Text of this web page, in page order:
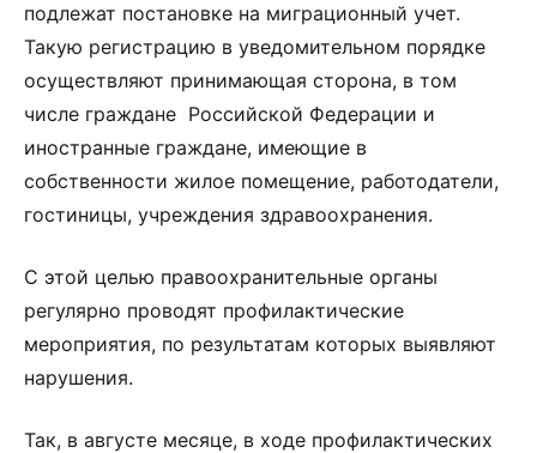
подлежат постановке на миграционный учет.
Такую регистрацию в уведомительном порядке
осуществляют принимающая сторона, в том
числе граждане Российской Федерации и
иностранные граждане, имеющие в
собственности жилое помещение, работодатели,
гостиницы, учреждения здравоохранения.
С этой целью правоохранительные органы
регулярно проводят профилактические
мероприятия, по результатам которых выявляют
нарушения.
Так, в августе месяце, в ходе профилактических